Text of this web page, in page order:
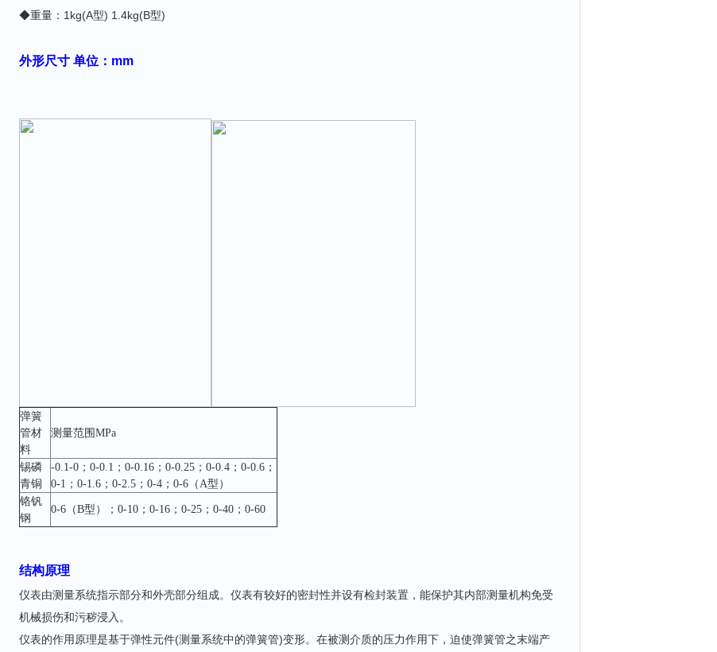
◆重量：1kg(A型) 1.4kg(B型)
外形尺寸 单位：mm
弹簧
管材
料
测量范围MPa
锡磷
青铜
-0.1-0；0-0.1；0-0.16；0-0.25；0-0.4；0-0.6；
0-1；0-1.6；0-2.5；0-4；0-6（A型）
铬钒
钢
0-6（B型）；0-10；0-16；0-25；0-40；0-60
结构原理
仪表由测量系统指示部分和外壳部分组成。仪表有较好的密封性并设有检封装置，能保护其内部测量机构免受
机械损伤和污秽浸入。
仪表的作用原理是基于弹性元件(测量系统中的弹簧管)变形。在被测介质的压力作用下，迫使弹簧管之末端产